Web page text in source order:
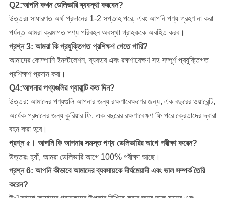
Q2:আপনি কখন ডেলিভারি ব্যবস্থা করবেন?
উত্তরঃ সাধারণত অর্থ প্রদানের 1-2 সপ্তাহ পরে, এবং আপনি পণ্য গ্রহণ না করা
পর্যন্ত আমরা ক্রমাগত পণ্য পরিবহন অবস্থা গ্রাহককে অবহিত করব।
প্রশ্ন 3: আমরা কি প্রযুক্তিগত প্রশিক্ষণ পেতে পারি?
আমাদের কোম্পানি ইনস্টলেশন, ব্যবহার এবং রক্ষণাবেক্ষণ সহ সম্পূর্ণ প্রযুক্তিগত
প্রশিক্ষণ প্রদান করা।
Q4:আপনার পণ্যগুলির গ্যারান্টি কত দিন?
উত্তর: আমাদের পণ্যগুলি আপনার জন্য রক্ষণাবেক্ষণের জন্য, এক বছরের ওয়ারেন্টি,
অর্ধেক প্রদানের জন্য কুরিয়ার ফি, এক বছরের রক্ষণাবেক্ষণ ফি পরে ক্রেতাদের দ্বারা
বহন করা হবে।
প্রশ্ন ৫। আপনি কি আপনার সমস্ত পণ্য ডেলিভারির আগে পরীক্ষা করেন?
উত্তরঃ হ্যাঁ, আমরা ডেলিভারি আগে 100% পরীক্ষা আছে।
প্রশ্ন 6: আপনি কীভাবে আমাদের ব্যবসায়কে দীর্ঘমেয়াদী এবং ভাল সম্পর্ক তৈরি
করেন?